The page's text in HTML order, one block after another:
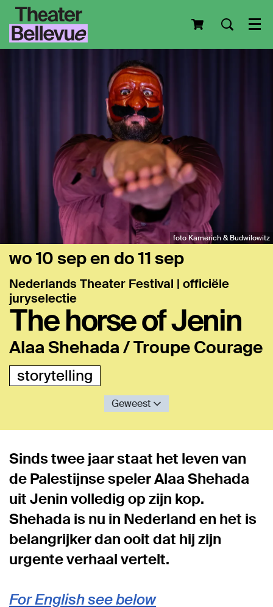
foto Kamerich & Budwilowitz
The horse of Jenin
Alaa Shehada / Troupe Courage
Nederlands Theater Festival | officiële
juryselectie
wo 10 sependo 11 sep
storytelling
Geweest
Sinds twee jaar staat het leven van
de Palestijnse speler Alaa Shehada
uit Jenin volledig op zijn kop.
Shehada is nu in Nederland en het is
belangrijker dan ooit dat hij zijn
urgente verhaal vertelt.
For English see below